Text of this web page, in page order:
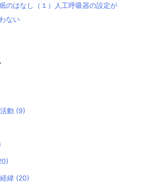
のはなし（１）人工呼吸器の設定が
ない
動 (9)
緯 (20)